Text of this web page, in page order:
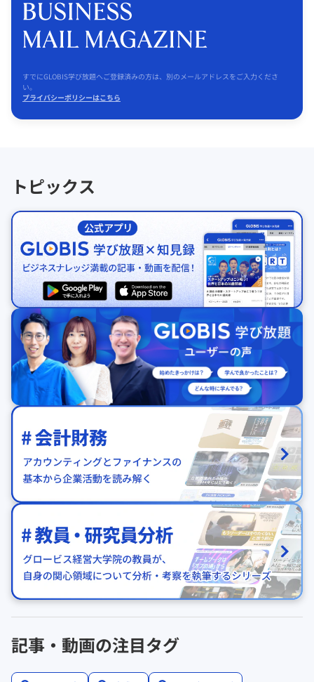
すでにGLOBIS学び放題へご登録済みの方は、別のメールアドレスをご入力くださ
い。
プライバシーポリシーはこちら
トピックス
記事・動画の注目タグ